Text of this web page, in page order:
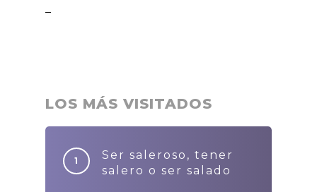
–
LOS MÁS VISITADOS
Ser saleroso, tener
salero o ser salado